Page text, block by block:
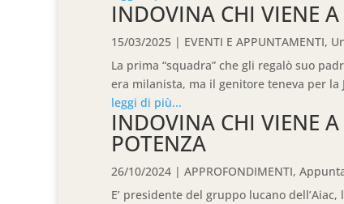
INDOVINA CHI VIENE
15/03/2025 | EVENTI E APPUNTAMENTI,
La prima “squadra” che gli regalò suo
era milanista, ma il genitore teneva per la
leggi di più...
INDOVINA CHI VIENE A
POTENZA
26/10/2024 | APPROFONDIMENTI,
E’ presidente del gruppo lucano